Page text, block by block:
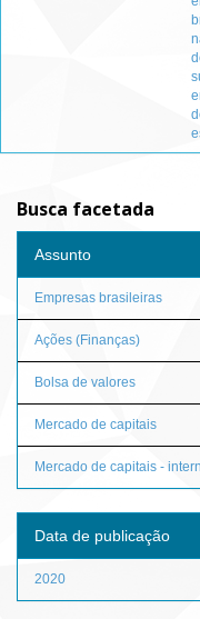
Busca facetada
Assunto
Empresas brasileiras
Ações (Finanças)
Bolsa de valores
Mercado de capitais
Mercado de capitais -
Data de publicação
2020